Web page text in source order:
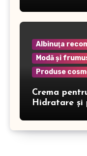
Albinuţa
Modă şi
Produse
Crema
Hidratare și